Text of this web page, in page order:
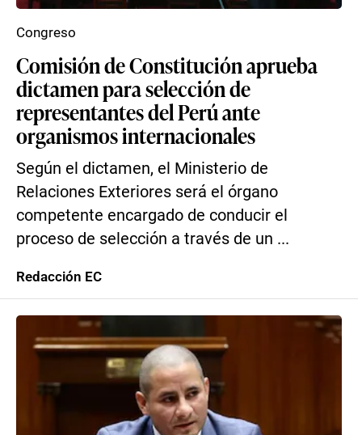
Comisión de Constitución aprueba
dictamen para selección de
representantes del Perú ante
organismos internacionales
Según el dictamen, el Ministerio de
Relaciones Exteriores será el órgano
competente encargado de conducir el
proceso de selección a través de un ...
Congreso
Redacción EC